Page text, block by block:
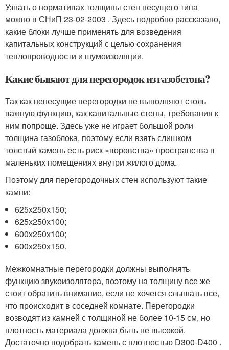
Узнать о нормативах толщины стен несущего типа
можно в СНиП 23-02-2003 . Здесь подробно рассказано,
какие блоки лучше применять для возведения
капитальных конструкций с целью сохранения
теплопроводности и шумоизоляции.
Какие бывают для перегородок из газобетона?
Так как ненесущие перегородки не выполняют столь
важную функцию, как капитальные стены, требования к
ним попроще. Здесь уже не играет большой роли
толщина газоблока, поэтому если взять слишком
толстый камень есть риск «воровства» пространства в
маленьких помещениях внутри жилого дома.
Поэтому для перегородочных стен используют такие
камни:
625х250х150;
625х250х100;
600х250х100;
600х250х150.
Межкомнатные перегородки должны выполнять
функцию звукоизолятора, поэтому на толщину все же
стоит обратить внимание, если не хочется слышать все,
что происходит в соседней комнате. Перегородки
возводят из камней с толщиной не более 10-15 см, но
плотность материала должна быть не высокой.
Достаточно подобрать камень с плотностью D300-D400 .